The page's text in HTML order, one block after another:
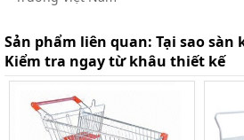
Sản phẩm liên quan: Tại sao sàn
Kiểm tra ngay từ khâu thiết kế